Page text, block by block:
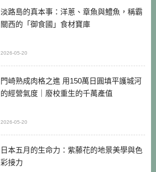
淡路島的真本事：洋蔥、章魚與鱧魚，稱霸
關西的「御食國」食材寶庫
2026-05-20
門崎熟成肉格之進 用150萬日圓填平護城河
的經營氣度｜廢校重生的千萬產值
2026-05-20
日本五月的生命力：紫藤花的地景美學與色
彩接力